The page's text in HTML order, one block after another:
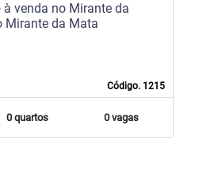
Código. 1215
venda no Mirante da
Mirante da Mata
0 quartos 0 vagas